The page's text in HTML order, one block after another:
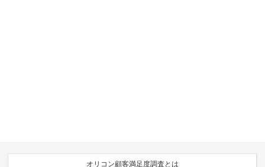
オリコン顧客満足度調査とは